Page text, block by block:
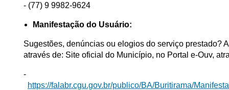
- (77) 9 9982-9624
Manifestação do Usuário:
Sugestões, denúncias ou elogios do serviço prestado?
através de: Site oficial do Município, no Portal e-Ouv,
-
https://falabr.cgu.gov.br/publico/BA/Buritirama/